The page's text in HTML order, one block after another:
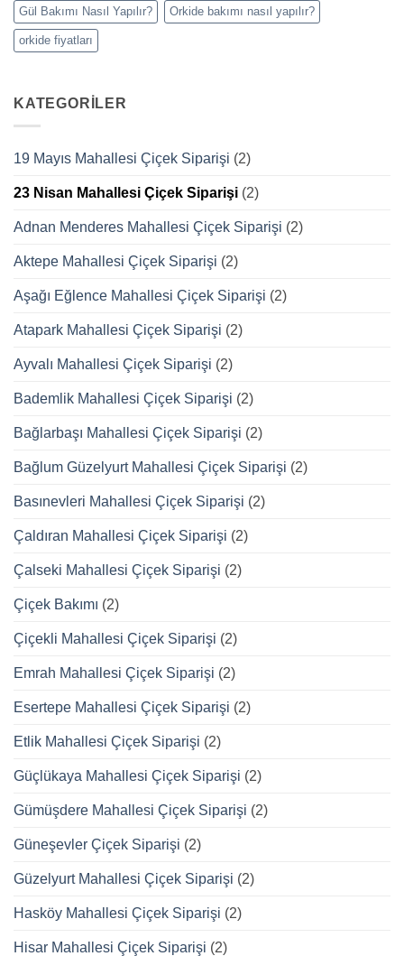
Gül Bakımı Nasıl Yapılır? Orkide bakımı nasıl yapılır?
orkide fiyatları
KATEGORILER
19 Mayıs Mahallesi Çiçek Siparişi (2)
23 Nisan Mahallesi Çiçek Siparişi (2)
Adnan Menderes Mahallesi Çiçek Siparişi (2)
Aktepe Mahallesi Çiçek Siparişi (2)
Aşağı Eğlence Mahallesi Çiçek Siparişi (2)
Atapark Mahallesi Çiçek Siparişi (2)
Ayvalı Mahallesi Çiçek Siparişi (2)
Bademlik Mahallesi Çiçek Siparişi (2)
Bağlarbaşı Mahallesi Çiçek Siparişi (2)
Bağlum Güzelyurt Mahallesi Çiçek Siparişi (2)
Basınevleri Mahallesi Çiçek Siparişi (2)
Çaldıran Mahallesi Çiçek Siparişi (2)
Çalseki Mahallesi Çiçek Siparişi (2)
Çiçek Bakımı (2)
Çiçekli Mahallesi Çiçek Siparişi (2)
Emrah Mahallesi Çiçek Siparişi (2)
Esertepe Mahallesi Çiçek Siparişi (2)
Etlik Mahallesi Çiçek Siparişi (2)
Güçlükaya Mahallesi Çiçek Siparişi (2)
Gümüşdere Mahallesi Çiçek Siparişi (2)
Güneşevler Çiçek Siparişi (2)
Güzelyurt Mahallesi Çiçek Siparişi (2)
Hasköy Mahallesi Çiçek Siparişi (2)
Hisar Mahallesi Çiçek Siparişi (2)